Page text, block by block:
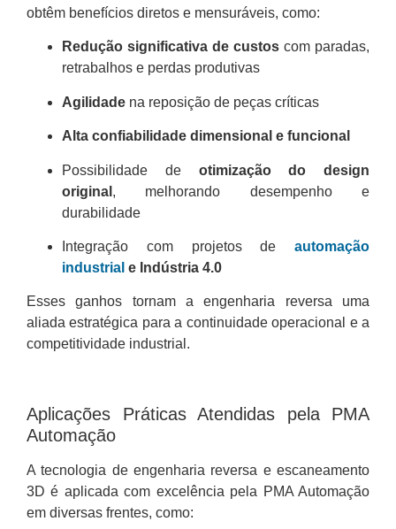
obtêm benefícios diretos e mensuráveis, como:
Redução significativa de custos com paradas,
retrabalhos e perdas produtivas
Agilidade na reposição de peças críticas
Alta confiabilidade dimensional e funcional
Possibilidade de otimização do design
original , melhorando desempenho e
durabilidade
Integração com projetos de automação
industrial e Indústria 4.0
Esses ganhos tornam a engenharia reversa uma
aliada estratégica para a continuidade operacional e a
competitividade industrial.
Aplicações Práticas Atendidas pela PMA
Automação
A tecnologia de engenharia reversa e escaneamento
3D é aplicada com excelência pela PMA Automação
em diversas frentes, como: